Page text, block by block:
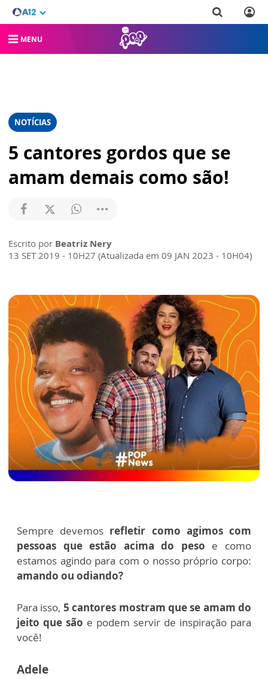
MENU
NOTÍCIAS
5 cantores gordos que se
amam demais como são!
Escrito por Beatriz Nery
13 SET 2019 - 10H27 (Atualizada em 09 JAN 2023 - 10H04)
Sempre devemos refletir como agimos com
pessoas que estão acima do peso e como
estamos agindo para com o nosso próprio corpo:
amando ou odiando?
Para isso, 5 cantores mostram que se amam do
jeito que são e podem servir de inspiração para
você!
Adele